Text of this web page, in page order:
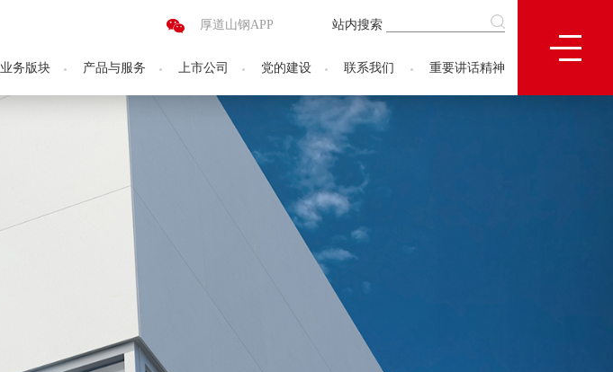
厚道山钢APP 站内搜索
业务版块 产品与服务 上市公司 党的建设 联系我们 重要讲话精神